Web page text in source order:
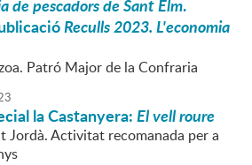
de pescadors de Sant Elm.
Reculls 2023. L'economia
Patró Major de la Confraria
la Castanyera:El vell roure
Jordà. Activitat recomanada per a